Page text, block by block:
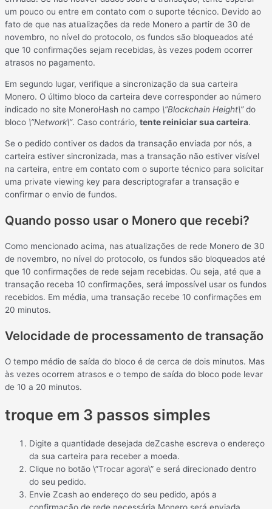
um pouco ou entre em contato com o suporte técnico. Devido ao
fato de que nas atualizações da rede Monero a partir de 30 de
novembro, no nível do protocolo, os fundos são bloqueados até
que 10 confirmações sejam recebidas, às vezes podem ocorrer
atrasos no pagamento.
Em segundo lugar, verifique a sincronização da sua carteira
Monero. O último bloco da carteira deve corresponder ao número
indicado no site MoneroHash no campo \”Blockchain Height\”do
bloco \”Network\”. Caso contrário, tente reiniciar sua carteira.
Se o pedido contiver os dados da transação enviada por nós, a
carteira estiver sincronizada, mas a transação não estiver visível
na carteira, entre em contato com o suporte técnico para solicitar
uma private viewing key para descriptografar a transação e
confirmar o envio de fundos.
Quando posso usar o Monero que recebi?
Como mencionado acima, nas atualizações de rede Monero de 30
de novembro, no nível do protocolo, os fundos são bloqueados até
que 10 confirmações de rede sejam recebidas. Ou seja, até que a
transação receba 10 confirmações, será impossível usar os fundos
recebidos. Em média, uma transação recebe 10 confirmações em
20 minutos.
Velocidade de processamento de transação
O tempo médio de saída do bloco é de cerca de dois minutos. Mas
às vezes ocorrem atrasos e o tempo de saída do bloco pode levar
de 10 a 20 minutos.
troque em 3 passos simples
Digite a quantidade desejada deZcashe escreva o endereço
da sua carteira para receber a moeda.
Clique no botão \”Trocar agora\” e será direcionado dentro
do seu pedido.
Envie Zcash ao endereço do seu pedido, após a